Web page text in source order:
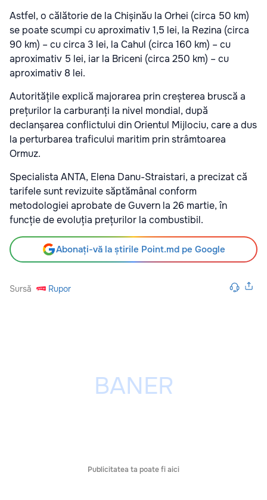
Astfel, o călătorie de la Chișinău la Orhei (circa 50 km)
se poate scumpi cu aproximativ 1,5 lei, la Rezina (circa
90 km) – cu circa 3 lei, la Cahul (circa 160 km) – cu
aproximativ 5 lei, iar la Briceni (circa 250 km) – cu
aproximativ 8 lei.
Autoritățile explică majorarea prin creșterea bruscă a
prețurilor la carburanți la nivel mondial, după
declanșarea conflictului din Orientul Mijlociu, care a dus
la perturbarea traficului maritim prin strâmtoarea
Ormuz.
Specialista ANTA, Elena Danu-Straistari, a precizat că
tarifele sunt revizuite săptămânal conform
metodologiei aprobate de Guvern la 26 martie, în
funcție de evoluția prețurilor la combustibil.
Abonați-vă la știrile Point.md pe Google
Sursă Rupor
Publicitatea ta poate fi aici